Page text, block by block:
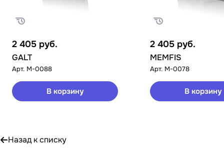
2 405 руб.
GALT
Арт. M-0088
В корзину
2 405 руб.
MEMFIS
Арт. M-0078
В корзину
Назад к списку